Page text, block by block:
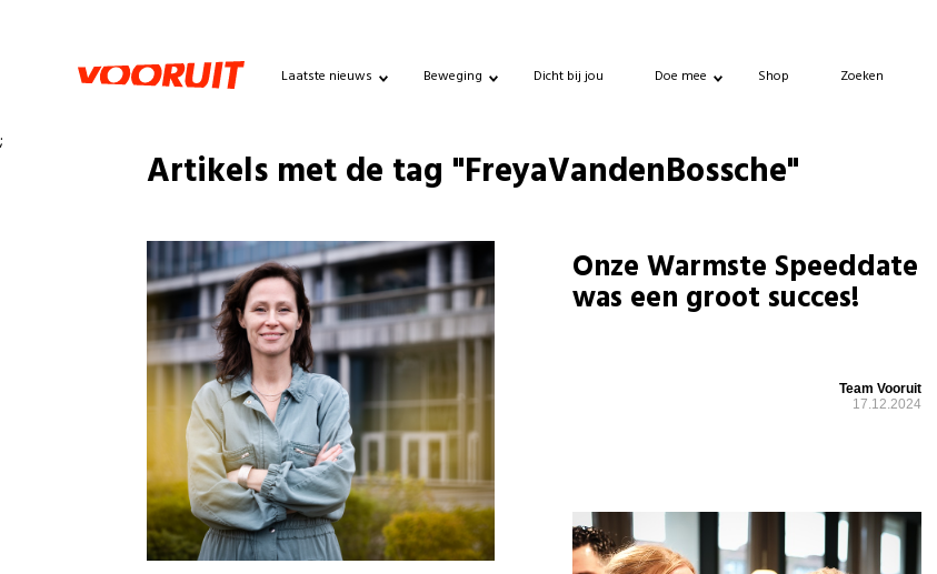
Laatste nieuws Beweging Dicht bij jou Doe mee Shop Zoeken
;
Artikels met de tag "FreyaVandenBossche"
Onze Warmste Speeddate
was een groot succes!
Team Vooruit
17.12.2024